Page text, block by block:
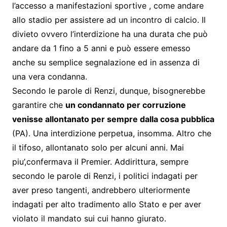
l’accesso a manifestazioni sportive , come andare
allo stadio per assistere ad un incontro di calcio. Il
divieto ovvero l’interdizione ha una durata che può
andare da 1 fino a 5 anni e può essere emesso
anche su semplice segnalazione ed in assenza di
una vera condanna.
Secondo le parole di Renzi, dunque, bisognerebbe
garantire che un condannato per corruzione
venisse allontanato per sempre dalla cosa pubblica
(PA). Una interdizione perpetua, insomma. Altro che
il tifoso, allontanato solo per alcuni anni. Mai
piu’,confermava il Premier. Addirittura, sempre
secondo le parole di Renzi, i politici indagati per
aver preso tangenti, andrebbero ulteriormente
indagati per alto tradimento allo Stato e per aver
violato il mandato sui cui hanno giurato.